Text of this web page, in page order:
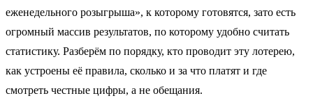
еженедельного розыгрыша», к которому готовятся, зато есть
огромный массив результатов, по которому удобно считать
статистику. Разберём по порядку, кто проводит эту лотерею,
как устроены её правила, сколько и за что платят и где
смотреть честные цифры, а не обещания.